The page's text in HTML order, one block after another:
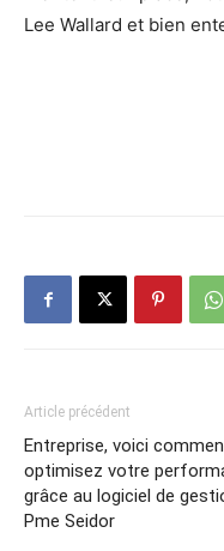
Lee Wallard et bien
Article précédent
Entreprise, voici
optimisez votre
grâce au logiciel de
Pme Seidor